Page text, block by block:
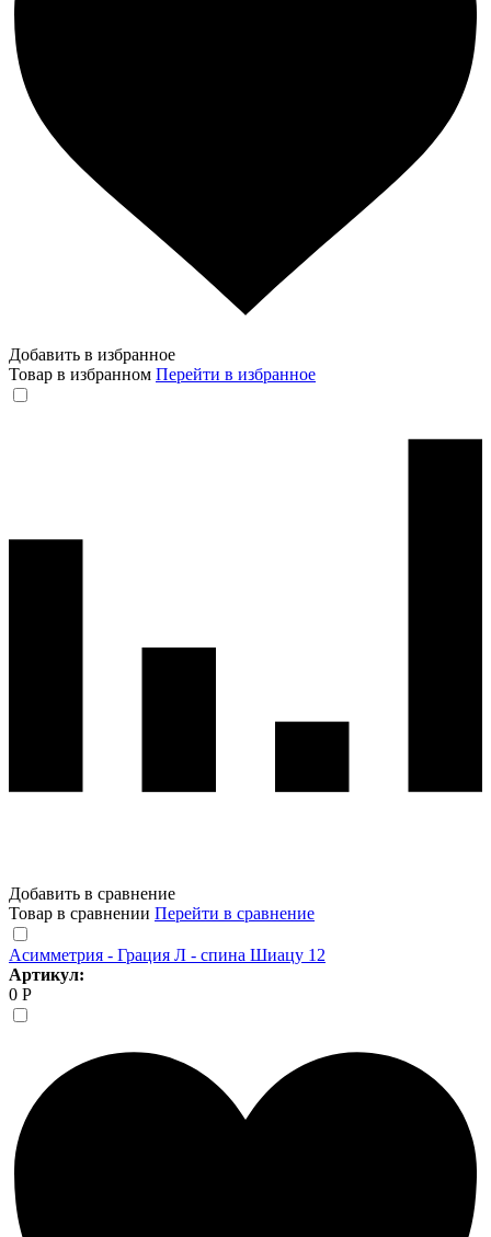
Добавить в избранное
Товар в избранном Перейти в избранное
Добавить в сравнение
Товар в сравнении Перейти в сравнение
Асимметрия - Грация Л - спина Шиацу 12
Артикул:
0 Р